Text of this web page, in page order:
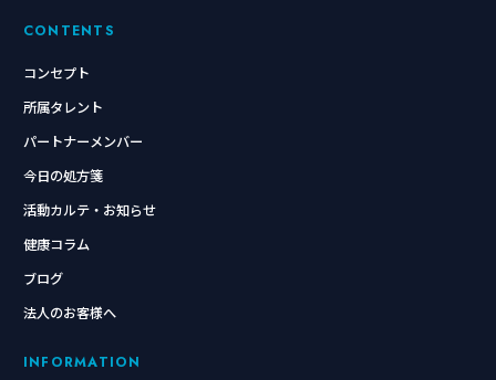
CONTENTS
コンセプト
所属タレント
パートナーメンバー
今日の処方箋
活動カルテ・お知らせ
健康コラム
ブログ
法人のお客様へ
INFORMATION